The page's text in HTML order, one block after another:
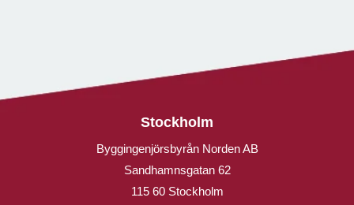
Stockholm
Byggingenjörsbyrån Norden AB
Sandhamnsgatan 62
115 60 Stockholm